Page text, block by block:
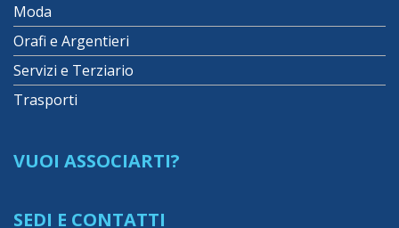
Moda
Orafi e Argentieri
Servizi e Terziario
Trasporti
VUOI ASSOCIARTI?
SEDI E CONTATTI